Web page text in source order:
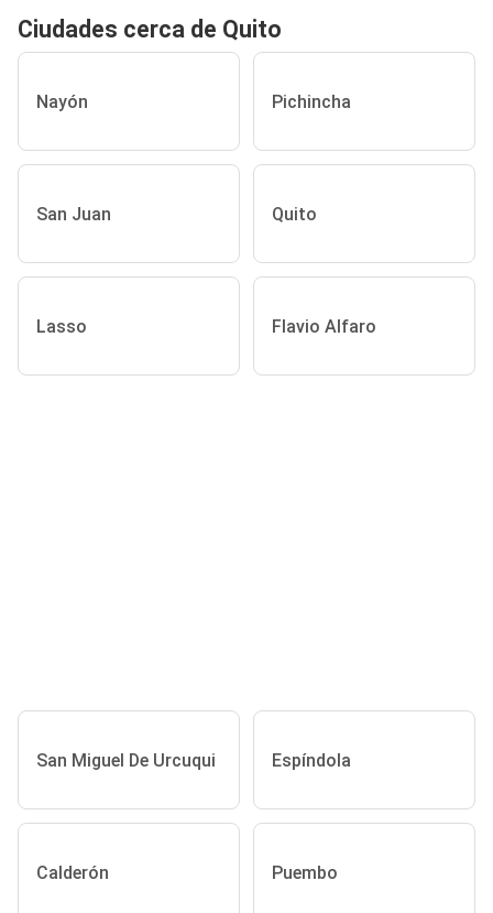
Ciudades cerca de Quito
Nayón Pichincha
San Juan Quito
Lasso Flavio Alfaro
San Miguel De Urcuqui Espíndola
Calderón Puembo